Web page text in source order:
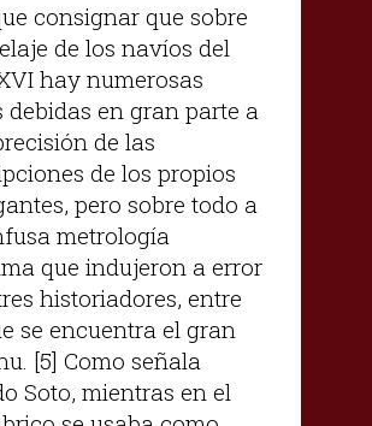
consignar que sobre
de los navíos del
hay numerosas
debidas en gran parte a
de las
de los propios
pero sobre todo a
metrología
que indujeron a error
historiadores, entre
se encuentra el gran
[5] Como señala
Soto, mientras en el